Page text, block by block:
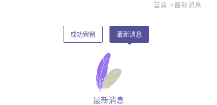
首頁 最新消息
成功案例 最新消息
最新消息